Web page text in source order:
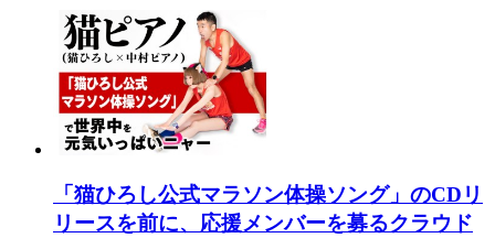
「猫ひろし公式マラソン体操ソング」のCDリ
リースを前に、応援メンバーを募るクラウド